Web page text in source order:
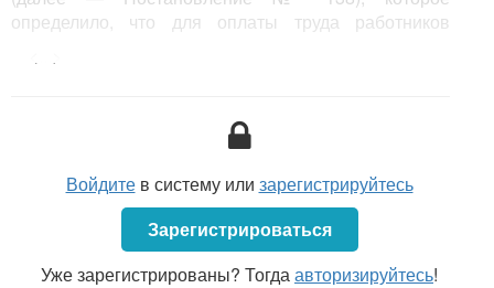
определило, что для оплаты труда работников
применяться:
приложение 1
Войдитев систему или зарегистрируйтесь
Зарегистрироваться
Уже зарегистрированы? Тогдаавторизируйтесь!